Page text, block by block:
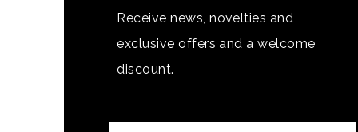
Receive news, novelties and
exclusive offers and a welcome
discount.